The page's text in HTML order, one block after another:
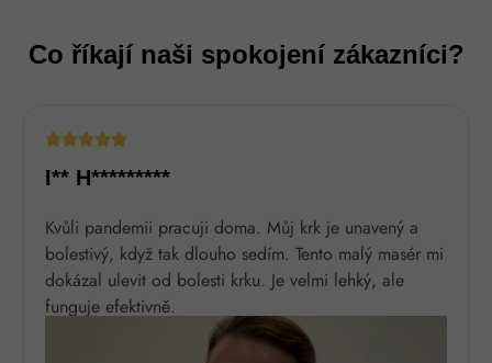
Co říkají naši spokojení zákazníci?

I** H*********
Kvůli pandemii pracuji doma. Můj krk je unavený a
bolestivý, když tak dlouho sedím. Tento malý masér mi
dokázal ulevit od bolesti krku. Je velmi lehký, ale
funguje efektivně.